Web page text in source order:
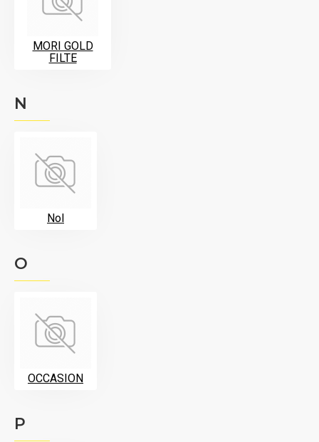
MORI GOLD
FILTE
N
Nol
O
OCCASION
P